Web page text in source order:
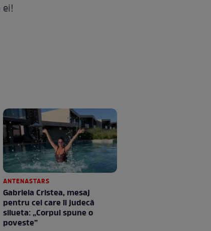
ANTENASTARS
Gabriela Cristea, mesaj
pentru cei care îi judecă
silueta: „Corpul spune o
poveste”